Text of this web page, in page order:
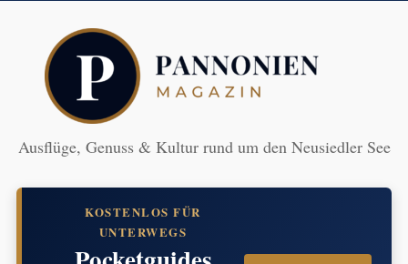
Ausflüge, Genuss & Kultur rund um den Neusiedler See
KOSTENLOS FÜR
UNTERWEGS